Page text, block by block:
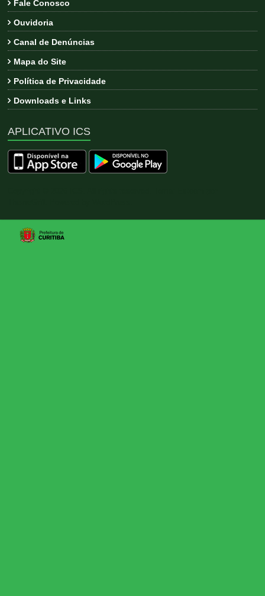
Fale Conosco
Ouvidoria
Canal de Denúncias
Mapa do Site
Política de Privacidade
Downloads e Links
APLICATIVO ICS